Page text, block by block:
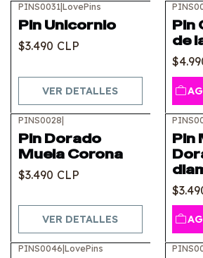
PINS0031|LovePins
Pin Unicornio
$3.490 CLP
VER DETALLES
Pin
de
PINS0028|
Pin Dorado
Muela Corona
$3.490 CLP
VER DETALLES
Pin
PINS0046|LovePins